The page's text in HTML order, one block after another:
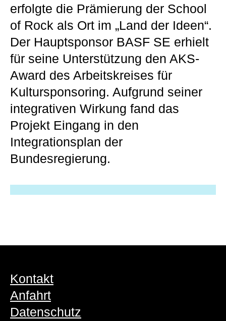
erfolgte die Prämierung der School
of Rock als Ort im „Land der Ideen“.
Der Hauptsponsor BASF SE erhielt
für seine Unterstützung den AKS-
Award des Arbeitskreises für
Kultursponsoring. Aufgrund seiner
integrativen Wirkung fand das
Projekt Eingang in den
Integrationsplan der
Bundesregierung.
Kontakt
Anfahrt
Datenschutz